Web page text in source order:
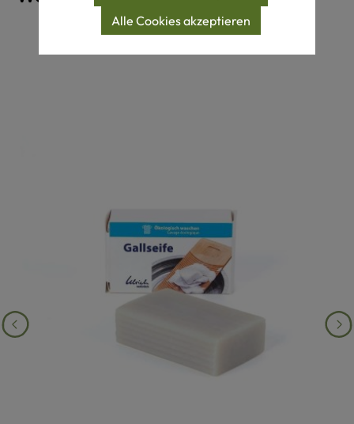
Produktgalerie überspringen
Alle Cookies akzeptieren